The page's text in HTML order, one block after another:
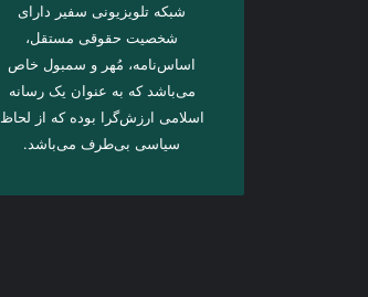
شبکه تلویزیونی سفیر دارای
شخصیت حقوقی مستقل،
اساس‌نامه، مُهر و سمبول خاص
می‌باشد که به عنوان یک رسانه
اسلامی ارزش‌گرا بوده که از لحاظ
سیاسی بی‌طرف می‌باشد.